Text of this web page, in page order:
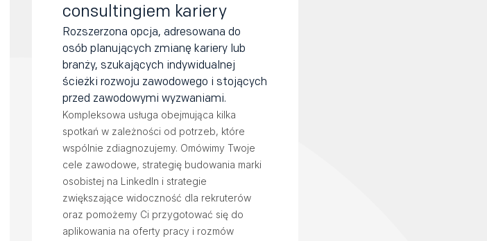
consultingiem kariery
Rozszerzona opcja, adresowana do
osób planujących zmianę kariery lub
branży, szukających indywidualnej
ścieżki rozwoju zawodowego i stojących
przed zawodowymi wyzwaniami.
Kompleksowa usługa obejmująca kilka
spotkań w zależności od potrzeb, które
wspólnie zdiagnozujemy. Omówimy Twoje
cele zawodowe, strategię budowania marki
osobistej na LinkedIn i strategie
zwiększające widoczność dla rekruterów
oraz pomożemy Ci przygotować się do
aplikowania na oferty pracy i rozmów